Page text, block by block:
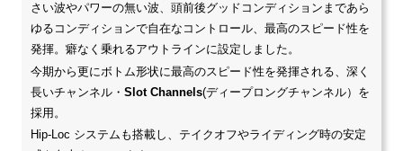
さい波やパワーの無い波、頭前後グッドコンディションまであら
ゆるコンディションで自在なコントロール、最高のスピード性を
発揮。癖なく乗れるアウトラインに設定しました。
今期から更にボトム形状に最高のスピード性を発揮される、深く
長いチャンネル・ Slot Channels(ディープロングチャンネル）を
採用。
Hip-Loc システムも搭載し、テイクオフやライディング時の安定